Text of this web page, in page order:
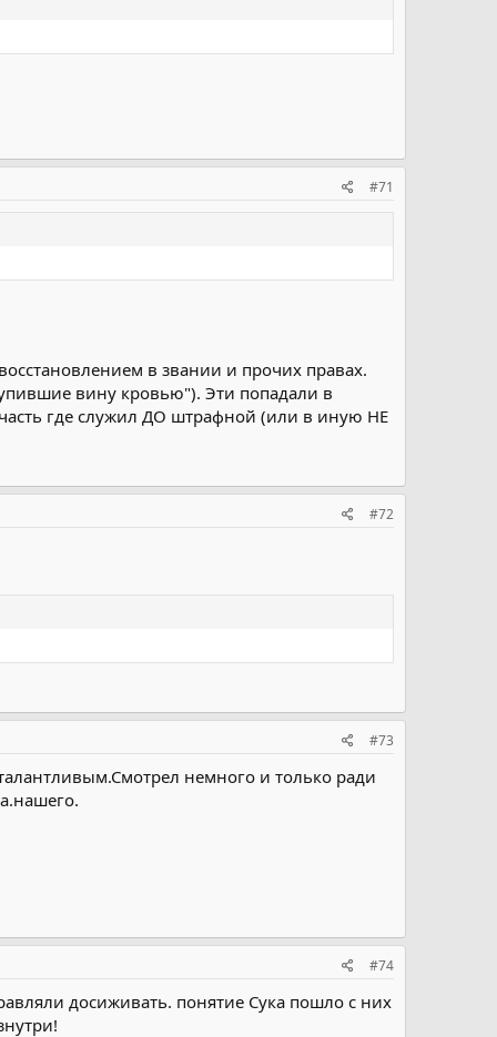
#71
в звании и прочих правах.
вину кровью"). Эти попадали в
где служил ДО штрафной (или в иную НЕ
#72
#73
немного и только ради
#74
досиживать. понятие Сука пошло с них